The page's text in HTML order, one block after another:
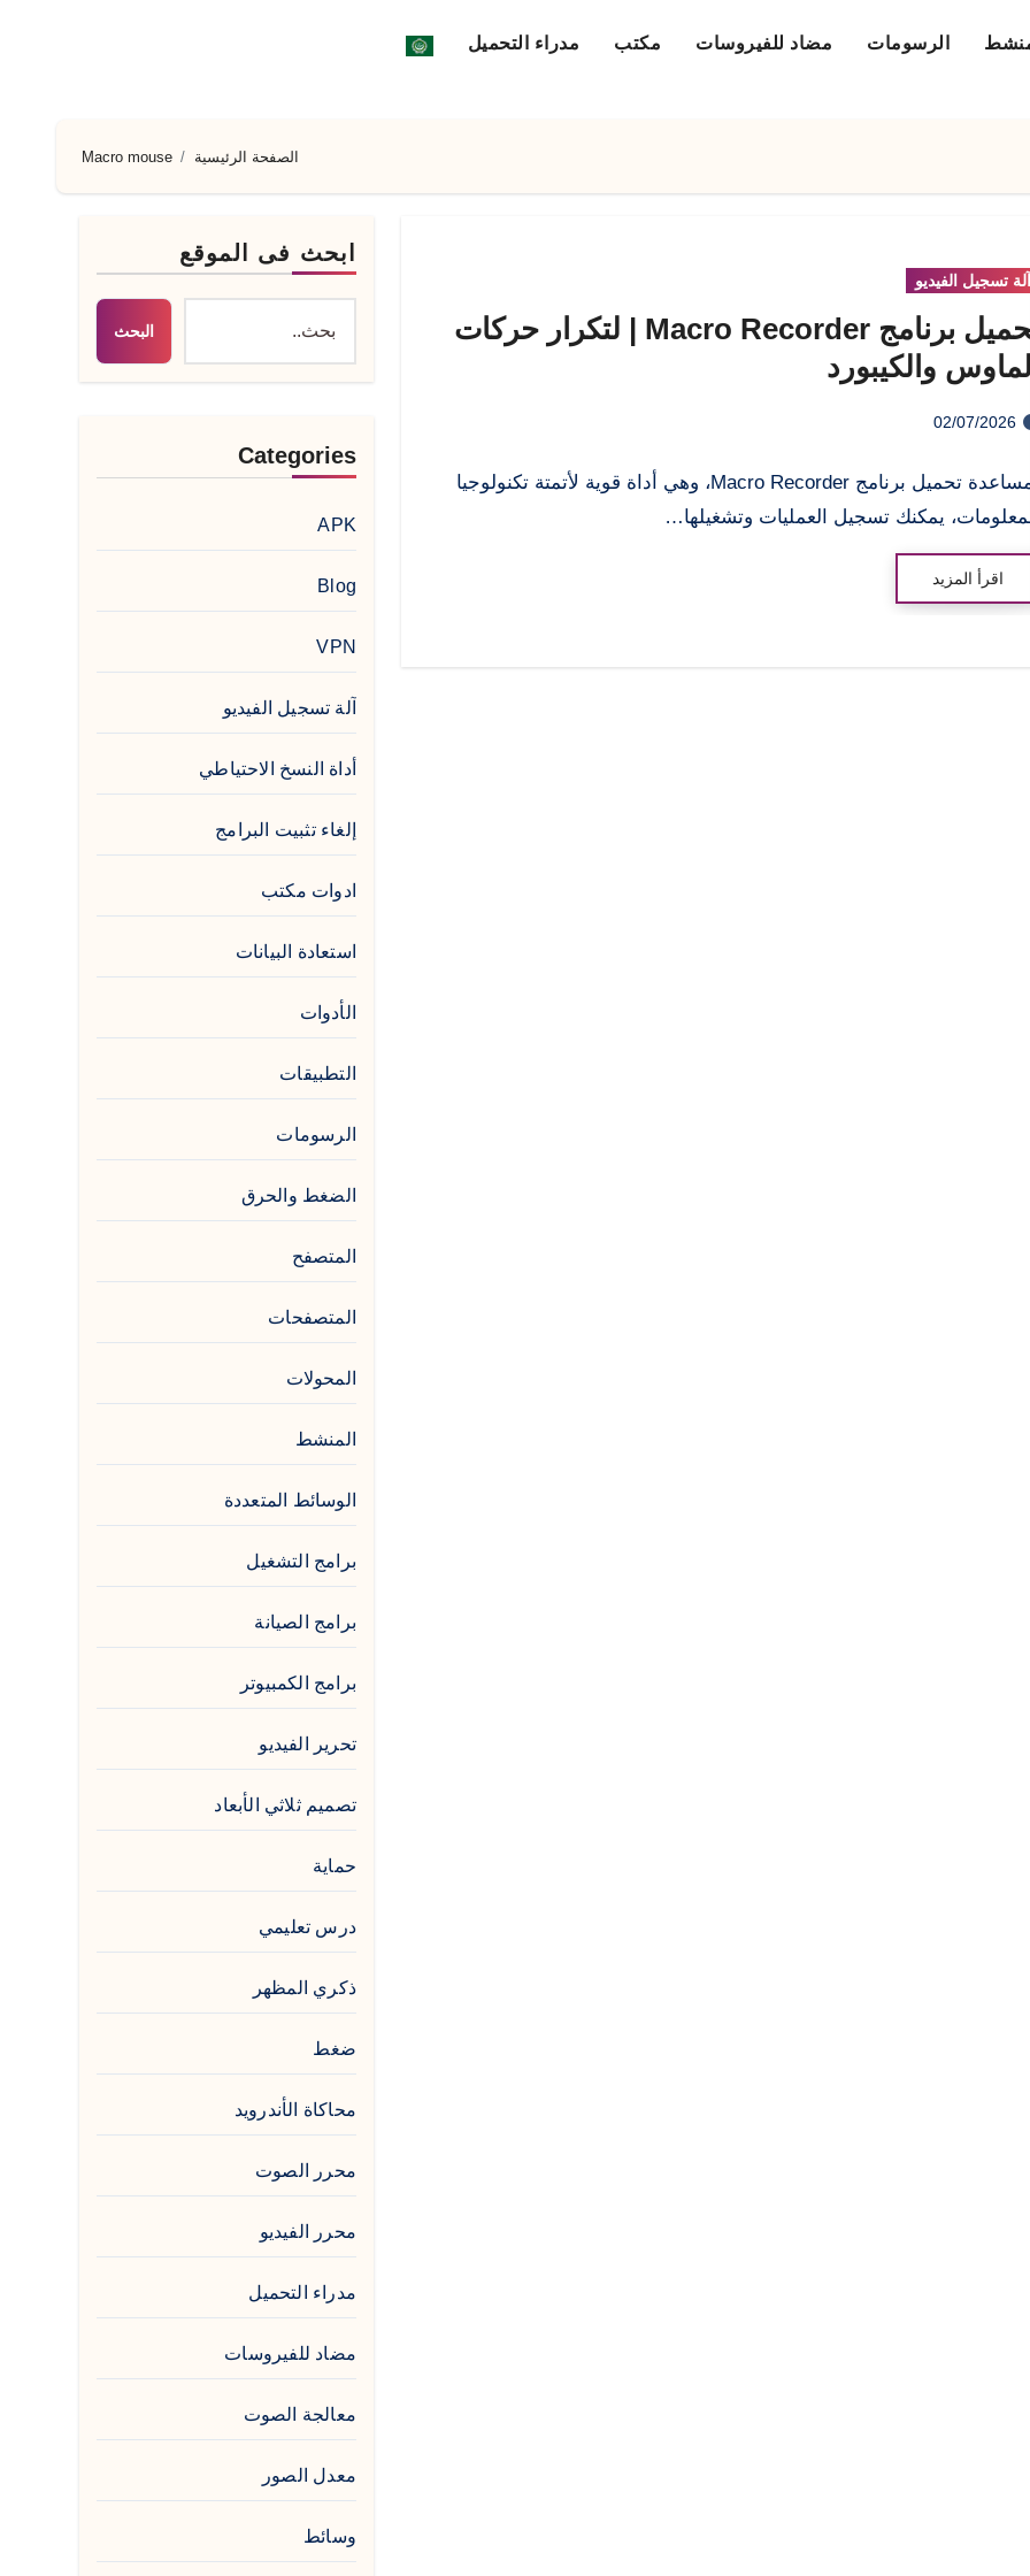
الرسومات مضاد للفيروسات مكتب مدراء التحميل
الصفحة الرئيسية Macro mouse
آلة تسجيل الفيديو
تحميل برنامج Macro Recorder | لتكرار حركات
والكيبورد
02/07/2026
بمساعدة تحميل برنامج Macro Recorder، وهي أداة قوية لأتمتة تكنولوجيا
يمكنك تسجيل العمليات وتشغيلها…
اقرأ المزيد
ابحث فى الموقع
البحث
Categories
APK
Blog
VPN
آلة تسجيل الفيديو
أداة النسخ الاحتياطي
إلغاء تثبيت البرامج
ادوات مكتب
استعادة البيانات
الأدوات
التطبيقات
الرسومات
الضغط والحرق
المتصفح
المتصفحات
المحولات
المنشط
الوسائط المتعددة
برامج التشغيل
برامج الصيانة
برامج الكمبيوتر
تحرير الفيديو
تصميم ثلاثي الأبعاد
حماية
درس تعليمي
ذكري المظهر
ضغط
محاكاة الأندرويد
محرر الصوت
محرر الفيديو
مدراء التحميل
مضاد للفيروسات
معالجة الصوت
معدل الصور
وسائط